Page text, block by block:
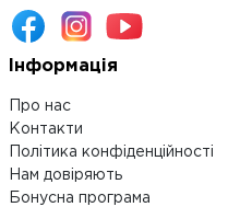
Інформація
Про нас
Контакти
Політика конфіденційності
Нам довіряють
Бонусна програма